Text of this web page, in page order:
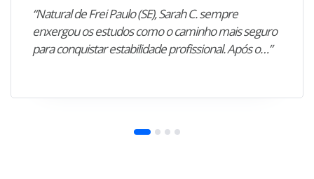
“Natural de Frei Paulo (SE), Sarah C. sempre
enxergou os estudos como o caminho mais seguro
para conquistar estabilidade profissional. Após o…”